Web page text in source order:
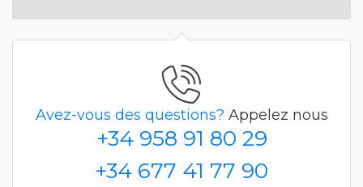
Avez-vous des questions? Appelez nous
+34 958 91 80 29
+34 677 41 77 90